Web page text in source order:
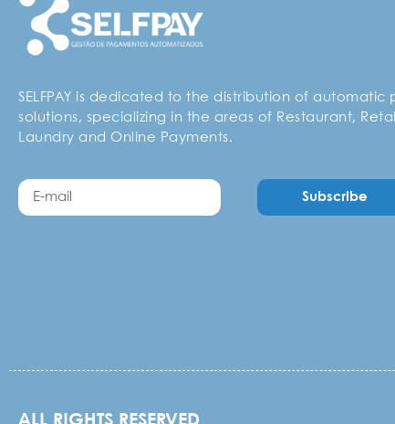
SELFPAY is dedicated to the distribution of automatic
solutions, specializing in the areas of Restaurant,
Laundry and Online Payments.
Subscribe